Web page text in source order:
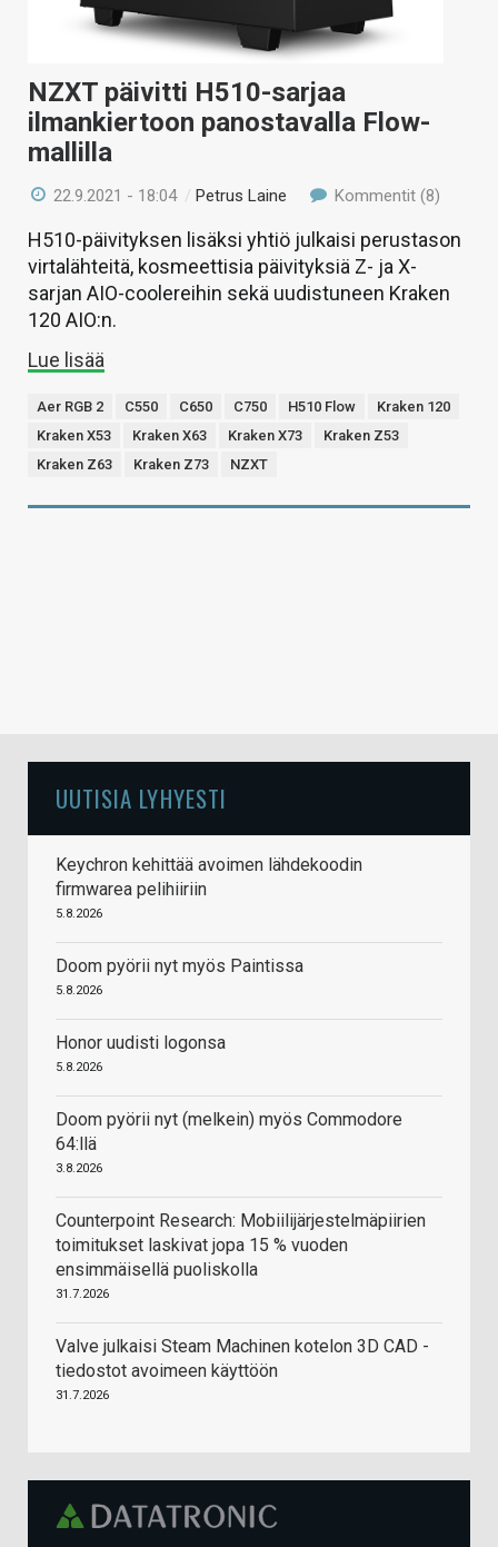
NZXT päivitti H510-sarjaa
ilmankiertoon panostavalla Flow-
mallilla
22.9.2021 - 18:04 /Petrus Laine Kommentit (8)
H510-päivityksen lisäksi yhtiö julkaisi perustason
virtalähteitä, kosmeettisia päivityksiä Z- ja X-
sarjan AIO-coolereihin sekä uudistuneen Kraken
120 AIO:n.
Lue lisää
Aer RGB 2 C550 C650 C750 H510 Flow
Kraken 120
Kraken X53
Kraken X63 Kraken X73
Kraken Z53
Kraken Z63
Kraken Z73 NZXT
UUTISIA LYHYESTI
Keychron kehittää avoimen lähdekoodin
firmwarea pelihiiriin
5.8.2026
Doom pyörii nyt myös Paintissa
5.8.2026
Honor uudisti logonsa
5.8.2026
Doom pyörii nyt (melkein) myös Commodore
64:llä
3.8.2026
Counterpoint Research: Mobiilijärjestelmäpiirien
toimitukset laskivat jopa 15 % vuoden
ensimmäisellä puoliskolla
31.7.2026
Valve julkaisi Steam Machinen kotelon 3D CAD -
tiedostot avoimeen käyttöön
31.7.2026